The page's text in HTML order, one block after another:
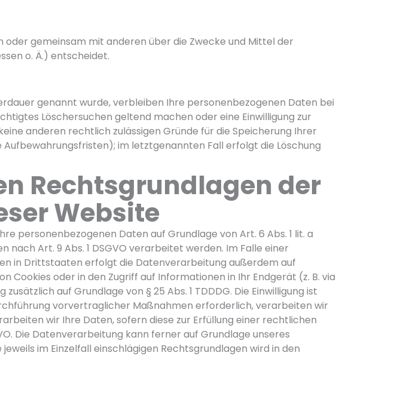
gemeinsam mit anderen über die Zwecke und Mittel der
o. Ä.) entscheidet.
genannt wurde, verbleiben Ihre personenbezogenen Daten bei
Löschersuchen geltend machen oder eine Einwilligung zur
anderen rechtlich zulässigen Gründe für die Speicherung Ihrer
im letztgenannten Fall erfolgt die Löschung
Rechtsgrundlagen der
Website
personenbezogenen Daten auf Grundlage von Art. 6 Abs. 1 lit. a
nach Art. 9 Abs. 1 DSGVO verarbeitet werden. Im Falle einer
in Drittstaaten erfolgt die Datenverarbeitung außerdem auf
Cookies oder in den Zugriff auf Informationen in Ihr Endgerät (z. B. via
auf Grundlage von § 25 Abs. 1 TDDDG. Die Einwilligung ist
vorvertraglicher Maßnahmen erforderlich, verarbeiten wir
wir Ihre Daten, sofern diese zur Erfüllung einer rechtlichen
Die Datenverarbeitung kann ferner auf Grundlage unseres
im Einzelfall einschlägigen Rechtsgrundlagen wird in den